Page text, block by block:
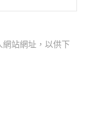
站網址，以供下